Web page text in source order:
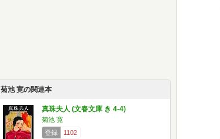
菊池 寛の関連本
真珠夫人 (文春文庫 き 4-4)
菊池 寛
登録
1102